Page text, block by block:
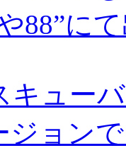
88”に
キュー
ジョン